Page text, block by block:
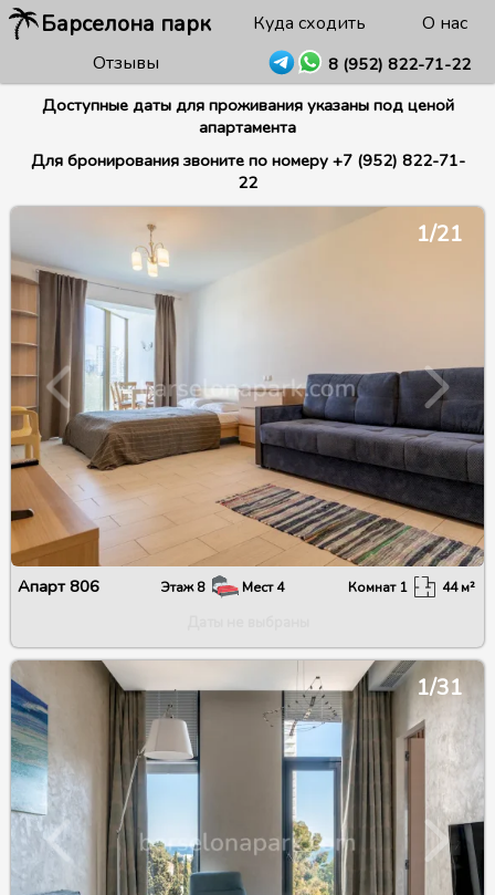
Барселона парк Куда сходить
О нас
Отзывы
8 (952) 822-71-22
Доступные даты для проживания указаны под ценой
апартамента
Для бронирования звоните по номеру +7 (952) 822-71-
22
1/21
Апарт806 Этаж8 Мест4 Комнат 1 44м²
1/31